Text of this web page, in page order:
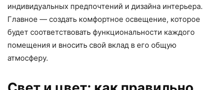
индивидуальных предпочтений и дизайна интерьера.
Главное — создать комфортное освещение, которое
будет соответствовать функциональности каждого
помещения и вносить свой вклад в его общую
атмосферу.